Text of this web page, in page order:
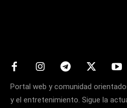
Portal web y comunidad
y el entretenimiento. Sigue la